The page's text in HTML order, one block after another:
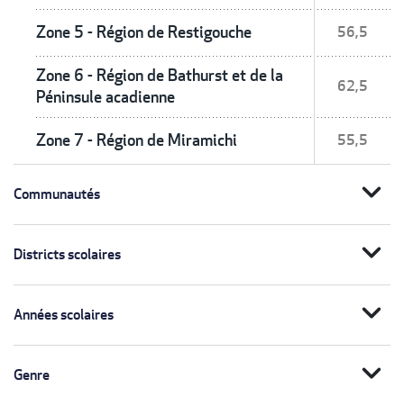
Zone 5 - Région de Restigouche 56,5
Zone 6 - Région de Bathurst et de la
Péninsule acadienne
62,5
Zone 7 - Région de Miramichi 55,5
Communautés expand_more
Districts scolaires expand_more
Années scolaires expand_more
Genre expand_more